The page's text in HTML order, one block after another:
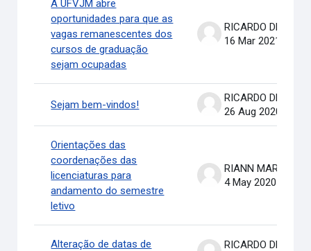
A UFVJM abre
oportunidades para que as
vagas remanescentes dos
cursos de graduação
sejam ocupadas
16 Mar 2021
Sejam bem-vindos!
26 Aug 2020
Orientações das
coordenações das
licenciaturas para
andamento do semestre
letivo
4 May 2020
Alteração de datas de